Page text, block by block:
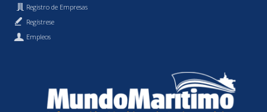
Registro de Empresas
Regístrese
Empleos